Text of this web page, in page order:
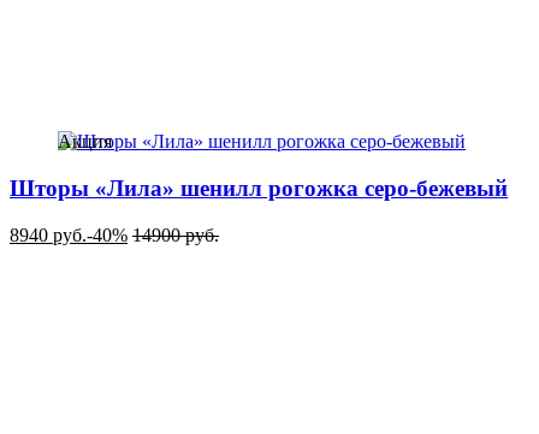
Акция
Шторы «Лила» шенилл рогожка серо-бежевый
8940 руб.-40% 14900руб.